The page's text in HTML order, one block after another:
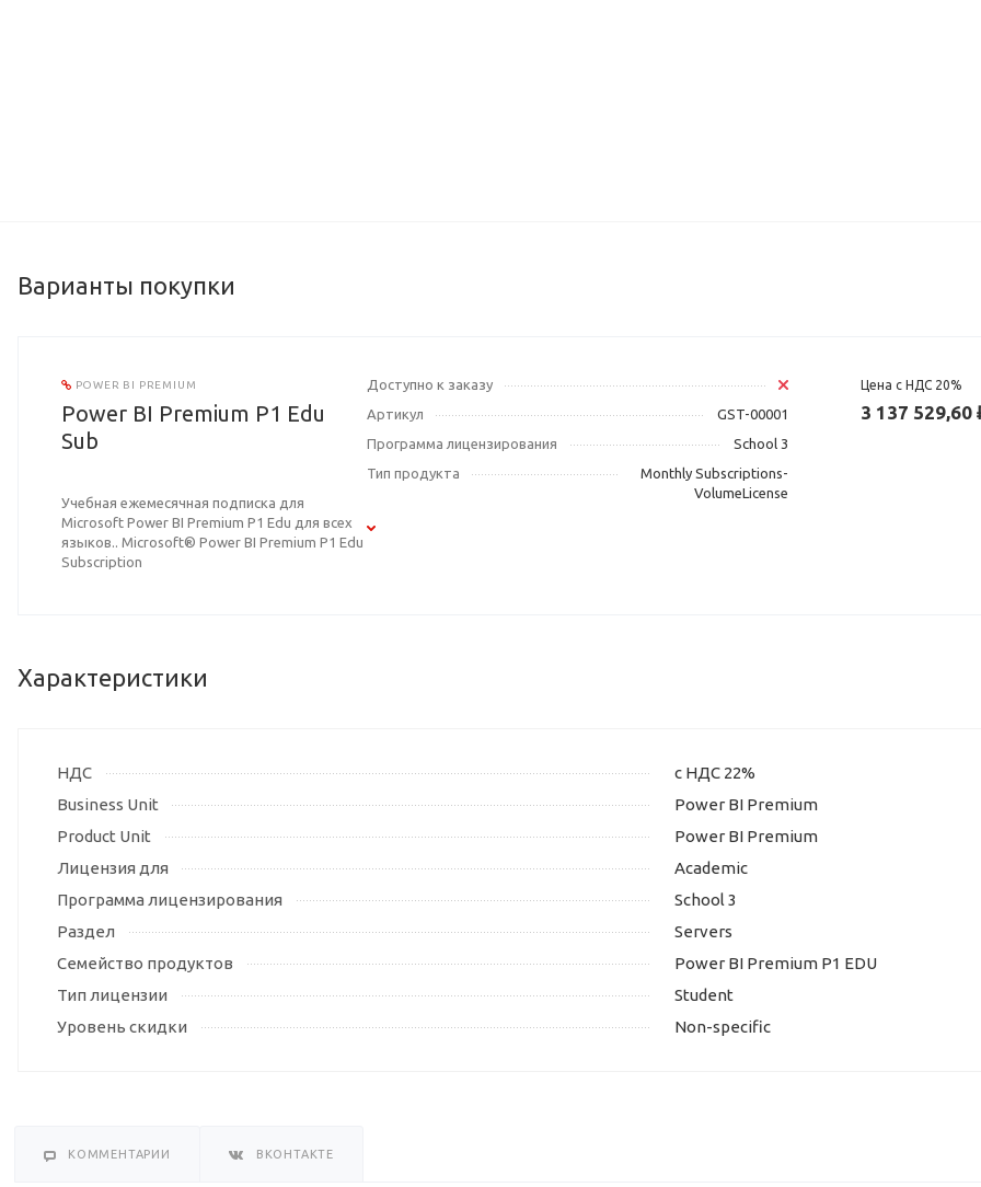
Варианты покупки
POWER BI PREMIUM
Power BI Premium P1 Edu
Sub
Учебная ежемесячная подписка для
Microsoft Power BI Premium P1 Edu для всех
языков.. Microsoft® Power BI Premium P1 Edu
Subscription
Доступно к заказу
Артикул
GST-00001
Программа лицензирования
School 3
Тип продукта
Monthly Subscriptions-
VolumeLicense
Цена с НДС 20%
3 137 529,60
Характеристики
НДС
с НДС 22%
Business Unit
Power BI Premium
Product Unit
Power BI Premium
Лицензия для
Academic
Программа лицензирования
School 3
Раздел
Servers
Семейство продуктов
Power BI Premium P1 EDU
Тип лицензии
Student
Уровень скидки
Non-specific
КОММЕНТАРИИ ВКОНТАКТЕ